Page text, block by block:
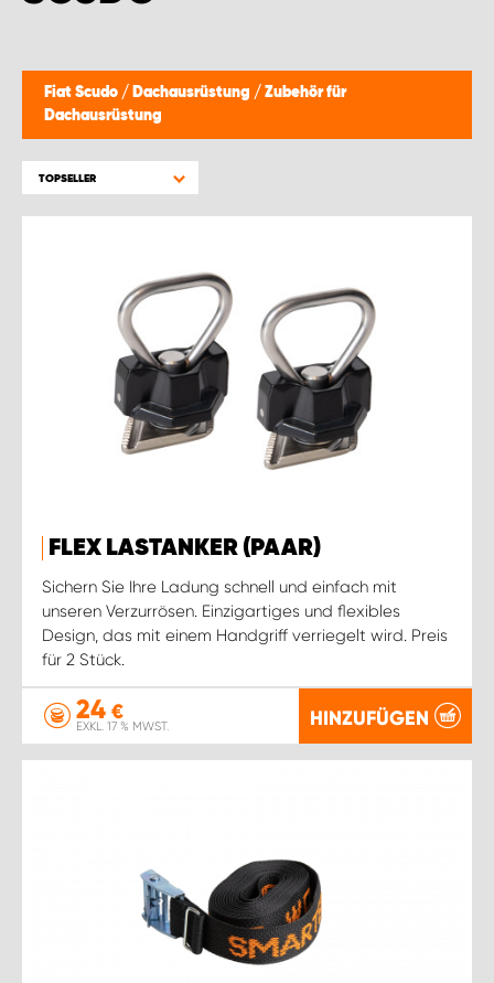
Fiat Scudo / Dachausrüstung / Zubehör für
Dachausrüstung
TOPSELLER
FLEX LASTANKER (PAAR)
Sichern Sie Ihre Ladung schnell und einfach mit
unseren Verzurrösen. Einzigartiges und flexibles
Design, das mit einem Handgriff verriegelt wird. Preis
für 2 Stück.
24 €
EXKL. 17 % MWST. HINZUFÜGEN